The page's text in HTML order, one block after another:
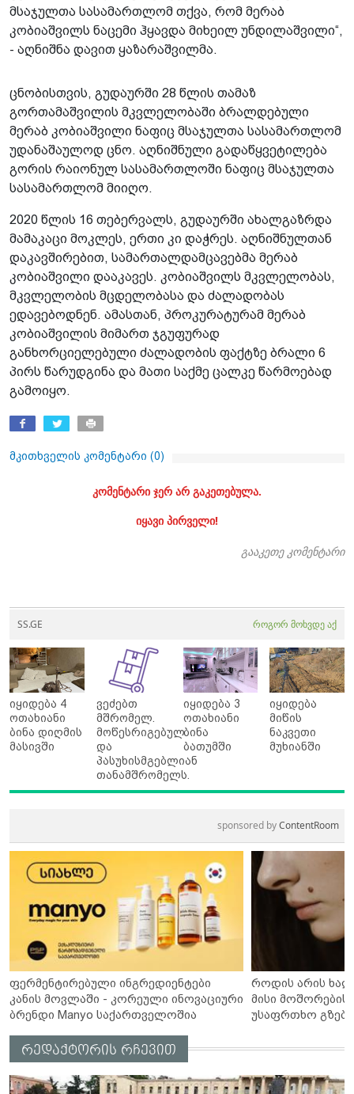
მსაჯულთა სასამართლომ თქვა, რომ მერაბ
კობიაშვილს ნაცემი ჰყავდა მიხეილ უნდილაშვილი“,
- აღნიშნა დავით ყაზარაშვილმა.
ცნობისთვის, გუდაურში 28 წლის თამაზ
გორთამაშვილის მკვლელობაში ბრალდებული
მერაბ კობიაშვილი ნაფიც მსაჯულთა სასამართლომ
უდანაშაულოდ ცნო. აღნიშნული გადაწყვეტილება
გორის რაიონულ სასამართლოში ნაფიც მსაჯულთა
სასამართლომ მიიღო.
2020 წლის 16 თებერვალს, გუდაურში ახალგაზრდა
მამაკაცი მოკლეს, ერთი კი დაჭრეს. აღნიშნულთან
დაკავშირებით, სამართალდამცავებმა მერაბ
კობიაშვილი დააკავეს. კობიაშვილს მკვლელობას,
მკვლელობის მცდელობასა და ძალადობას
ედავებოდნენ. ამასთან, პროკურატურამ მერაბ
კობიაშვილის მიმართ ჯგუფურად
განხორციელებული ძალადობის ფაქტზე ბრალი 6
პირს წარუდგინა და მათი საქმე ცალკე წარმოებად
გამოიყო.
მკითხველის კომენტარი (0)
კომენტარი ჯერ არ გაკეთებულა.
იყავი პირველი!
გააკეთე კომენტარი
SS.GE როგორ მოხვდე აქ
იყიდება 4
ოთახიანი
ბინა დიღმის
მასივში
ვეძებთ
მშრომელ.
მოწესრიგებულ
და
პასუხისმგებლიან
თანამშრომელს.
იყიდება 3
ოთახიანი
ბინა
ბათუმში
იყიდება
მიწის
ნაკვეთი
მუხიანში
sponsored byContentRoom
ფერმენტირებული ინგრედიენტები
კანის მოვლაში - კორეული ინოვაციური
ბრენდი Manyo საქართველოშია
როდის არის
მისი მოშორების
უსაფრთხო გზები
რედაქტორის რჩევით